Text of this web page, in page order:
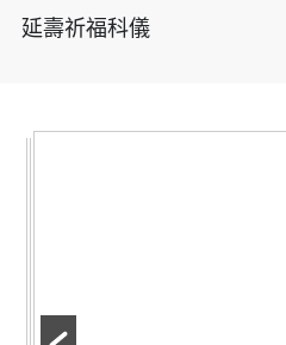
延壽祈福科儀